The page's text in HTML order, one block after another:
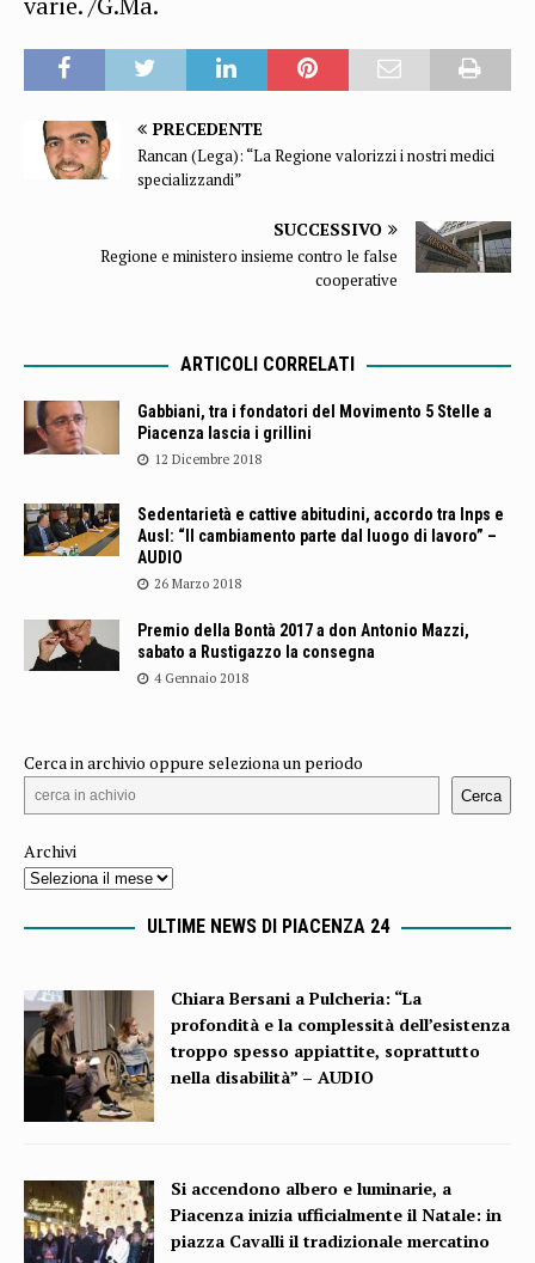
PRECEDENTE
Rancan (Lega): “La Regione valorizzi i nostri medici
specializzandi”
SUCCESSIVO
Regione e ministero insieme contro le false
cooperative
ARTICOLI CORRELATI
Gabbiani, tra i fondatori del Movimento 5 Stelle a
Piacenza lascia i grillini
12 Dicembre 2018
Sedentarietà e cattive abitudini, accordo tra Inps e
Ausl: “Il cambiamento parte dal luogo di lavoro” –
AUDIO
26 Marzo 2018
Premio della Bontà 2017 a don Antonio Mazzi,
sabato a Rustigazzo la consegna
4 Gennaio 2018
Cerca in archivio oppure seleziona un periodo
Cerca
Archivi
ULTIME NEWS DI PIACENZA 24
Chiara Bersani a Pulcheria: “La
profondità e la complessità dell’esistenza
troppo spesso appiattite, soprattutto
nella disabilità” – AUDIO
Si accendono albero e luminarie, a
Piacenza inizia ufficialmente il Natale: in
piazza Cavalli il tradizionale mercatino